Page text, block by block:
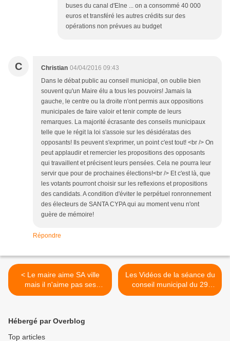
buses du canal d'Elne ... on a consommé 40 000
euros et transféré les autres crédits sur des
opérations non prévues au budget
C Christian 04/04/2016 09:43
Dans le débat public au conseil municipal, on oublie bien
souvent qu'un Maire élu a tous les pouvoirs! Jamais la
gauche, le centre ou la droite n'ont permis aux oppositions
municipales de faire valoir et tenir compte de leurs
remarques. La majorité écrasante des conseils municipaux
telle que le régit la loi s'assoie sur les désidératas des
opposants! Ils peuvent s'exprimer, un point c'est tout! <br /> On
peut applaudir et remercier les propositions des opposants
qui travaillent et précisent leurs pensées. Cela ne pourra leur
servir que pour de prochaines élections!<br /> Et c'est là, que
les votants pourront choisir sur les reflexions et propositions
des candidats. A condition d'éviter le perpétuel ronronnement
des électeurs de SANTA CYPA qui au moment venu n'ont
guère de mémoire!
Répondre
< Le maire aime SA ville
mais il n'aime pas ses
habitants
Les Vidéos de la séance du
conseil municipal du 29
mars : à l'ordre du jour le
Hébergé par Overblog
Top articles